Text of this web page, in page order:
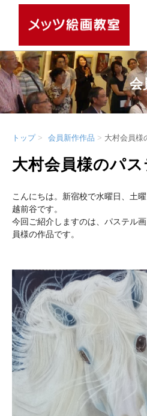
会
トップ 会員新作作品 大村会員様
大村会員様のパ
こんにちは。新宿校で水曜日、土
越前谷です。
今回ご紹介しますのは、パステル
員様の作品です。